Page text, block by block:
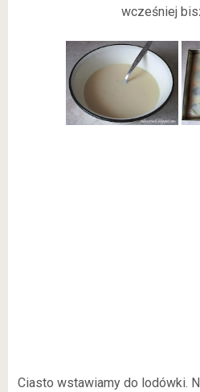
wcześniej
Ciasto wstawiamy do lodówki.